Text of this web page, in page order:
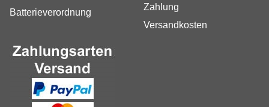
Batterieverordnung
Zahlung
Versandkosten